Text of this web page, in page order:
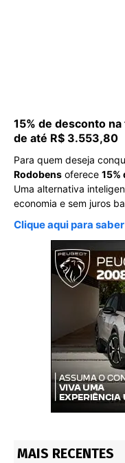
15% de desconto
de até R$ 3.553,80
Para quem deseja
Rodobens oferece 15%
Uma alternativa
economia e sem juros
Clique aqui para
MAIS RECENTES